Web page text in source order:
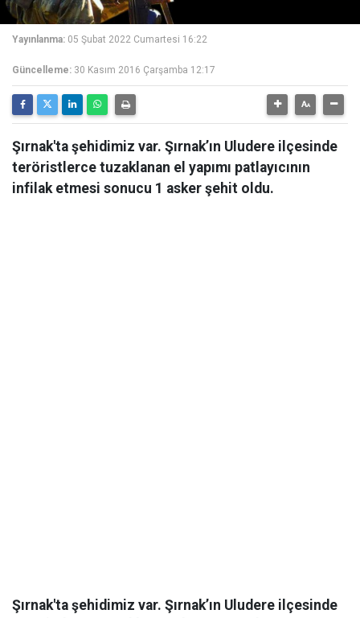
Yayınlanma: 05 Şubat 2022 Cumartesi 16:22
Güncelleme: 30 Kasım 2016 Çarşamba 12:17
Şırnak'ta şehidimiz var. Şırnak’ın Uludere ilçesinde
teröristlerce tuzaklanan el yapımı patlayıcının
infilak etmesi sonucu 1 asker şehit oldu.
Şırnak'ta şehidimiz var. Şırnak’ın Uludere ilçesinde